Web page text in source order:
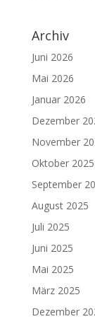
Archiv
Juni 2026
Mai 2026
Januar 2026
Dezember
November
Oktober 2025
September
August 2025
Juli 2025
Juni 2025
Mai 2025
März 2025
Dezember